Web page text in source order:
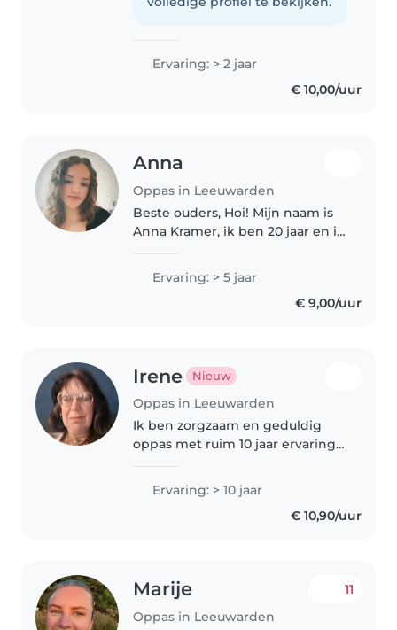
Ervaring: > 2 jaar
€ 10,00/uur
Anna
Oppas in Leeuwarden
Beste ouders, Hoi! Mijn naam is
Anna Kramer, ik ben 20 jaar en ik
mijn opleiding heb ik veel
kennis en ervaring opgedaan
Ervaring: > 5 jaar
€ 9,00/uur
Irene Nieuw
Oppas in Leeuwarden
Ik ben zorgzaam en geduldig
oppas met ruim 10 jaar ervaring
van alle leeftijden. Ik voel me
thuis bij gezinnen waar
huisdieren aanwezig zijn en heb
Ervaring: > 10 jaar
€ 10,90/uur
Marije
Oppas in Leeuwarden
11